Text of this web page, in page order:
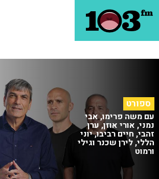
ספורט
עם משה פרימו, אבי
נמני, אורי אוזן, ערן
זהבי, חיים רביבו, יוני
הללי, לירן שכנר וגילי
ורמוט